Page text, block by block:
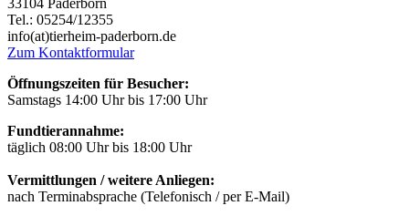
Tel.: 05254/12355
info(at)tierheim-paderborn.de
Zum Kontaktformular
Öffnungszeiten für Besucher:
Samstags 14:00 Uhr bis 17:00 Uhr
Fundtierannahme:
täglich 08:00 Uhr bis 18:00 Uhr
Vermittlungen / weitere Anliegen:
nach Terminabsprache (Telefonisch / per E-Mail)